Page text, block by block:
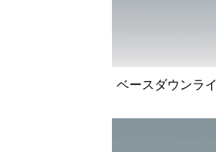
ベースダウンラ